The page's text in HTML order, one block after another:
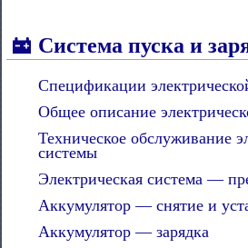
Система пуска и
Спецификации
Общее описание
Техническое обслуживание
системы
Электрическая система —
Аккумулятор — снятие и
Аккумулятор — зарядка